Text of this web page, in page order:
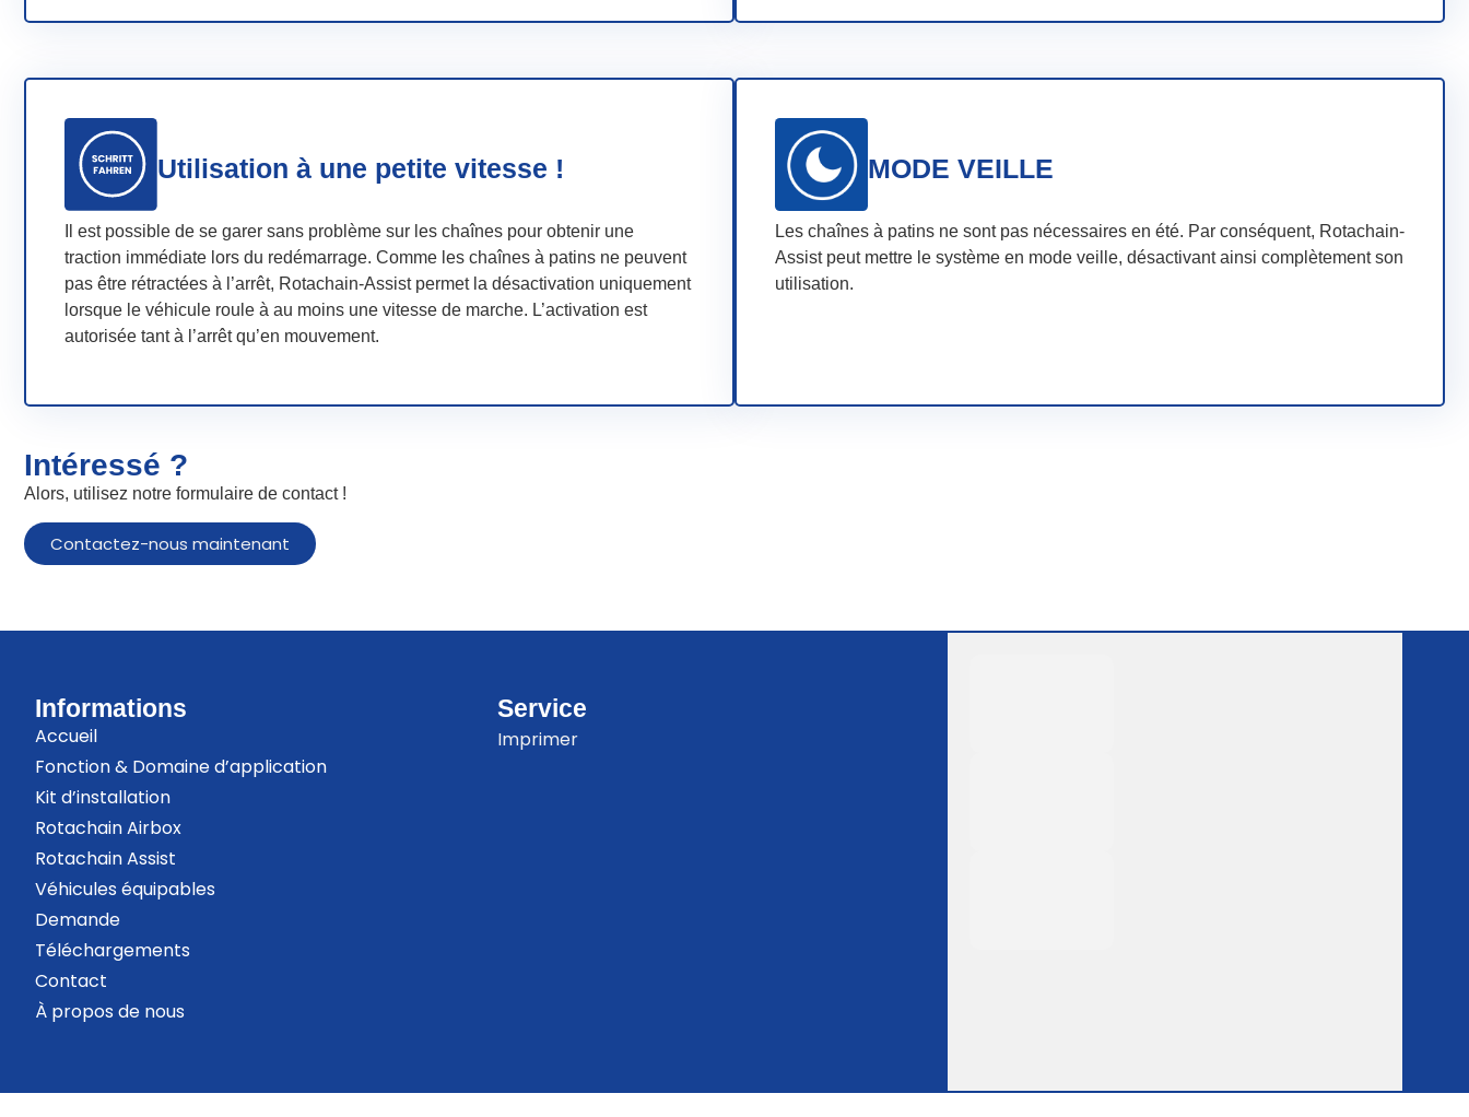
Utilisation à une petite vitesse !
Il est possible de se garer sans problème sur les chaînes pour obtenir une
traction immédiate lors du redémarrage. Comme les chaînes à patins ne peuvent
pas être rétractées à l’arrêt, Rotachain-Assist permet la désactivation uniquement
lorsque le véhicule roule à au moins une vitesse de marche. L’activation est
autorisée tant à l’arrêt qu’en mouvement.
MODE VEILLE
Les chaînes à patins ne sont pas nécessaires en été. Par conséquent, Rotachain-
Assist peut mettre le système en mode veille, désactivant ainsi complètement son
utilisation.
Intéressé ?
Alors, utilisez notre formulaire de contact !
Contactez-nous maintenant
Informations
Accueil
Fonction & Domaine d’application
Kit d’installation
Rotachain Airbox
Rotachain Assist
Véhicules équipables
Demande
Téléchargements
Contact
À propos de nous
Service
Imprimer